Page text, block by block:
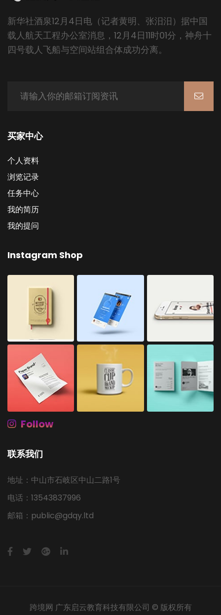
新华社酒泉12月4日电（记者黄明、张汨汨）据中国
载人航天工程办公室消息，12月4日11时01分，神舟十
四号载人飞船与空间站组合体成功分离。
买家中心
个人资料
浏览记录
任务中心
我的简历
我的提问
Instagram Shop
Follow
联系我们
地址：中山市石岐区中山二路1号
电话：13543837996
邮箱：public@gdqy.ltd
跨境网 广东启云教育科技有限公司 © 版权所有